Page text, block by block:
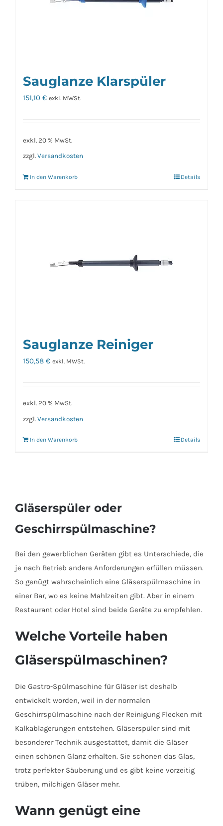
Sauglanze Klarspüler
151,10 € exkl. MWSt.
exkl. 20 % MwSt.
zzgl. Versandkosten
In den Warenkorb Details
Sauglanze Reiniger
150,58 € exkl. MWSt.
exkl. 20 % MwSt.
zzgl. Versandkosten
In den Warenkorb Details
Gläserspüler oder
Geschirrspülmaschine?
Bei den gewerblichen Geräten gibt es Unterschiede, die
je nach Betrieb andere Anforderungen erfüllen müssen.
So genügt wahrscheinlich eine Gläserspülmaschine in
einer Bar, wo es keine Mahlzeiten gibt. Aber in einem
Restaurant oder Hotel sind beide Geräte zu empfehlen.
Welche Vorteile haben
Gläserspülmaschinen?
Die Gastro-Spülmaschine für Gläser ist deshalb
entwickelt worden, weil in der normalen
Geschirrspülmaschine nach der Reinigung Flecken mit
Kalkablagerungen entstehen. Gläserspüler sind mit
besonderer Technik ausgestattet, damit die Gläser
einen schönen Glanz erhalten. Sie schonen das Glas,
trotz perfekter Säuberung und es gibt keine vorzeitig
trüben, milchigen Gläser mehr.
Wann genügt eine